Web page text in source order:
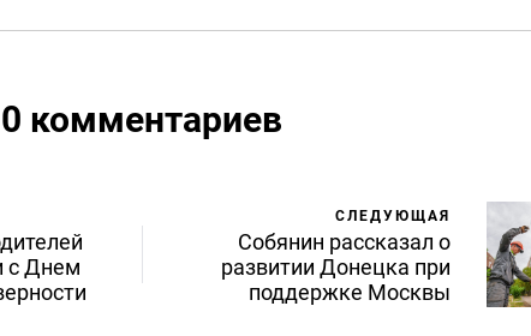
0 комментариев
с Днем
СЛЕДУЮЩАЯ
Собянин рассказал о
развитии Донецка при
поддержке Москвы